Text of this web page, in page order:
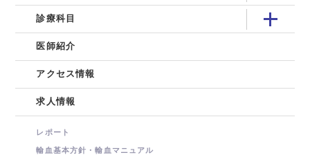
診療科目
医師紹介
アクセス情報
求人情報
レポート
輸血基本方針・輸血マニュアル